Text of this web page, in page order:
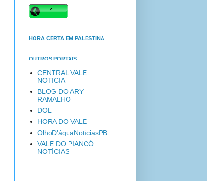
HORA CERTA EM PALESTINA
OUTROS PORTAIS
CENTRAL VALE
NOTICIA
BLOG DO ARY
RAMALHO
DOL
HORA DO VALE
OlhoD'águaNotíciasPB
VALE DO PIANCÓ
NOTÍCIAS